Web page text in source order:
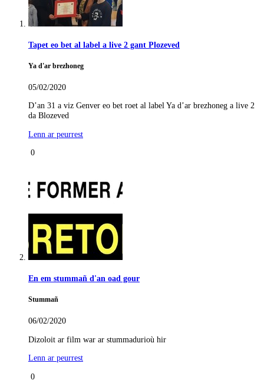
Tapet eo bet al label a live 2 gant Plozeved
Ya d'ar brezhoneg
05/02/2020
D’an 31 a viz Genver eo bet roet al label Ya d’ar brezhoneg a live 2
da Blozeved
Lenn ar peurrest
0
En em stummañ d'an oad gour
Stummañ
06/02/2020
Dizoloit ar film war ar stummadurioù hir
Lenn ar peurrest
0